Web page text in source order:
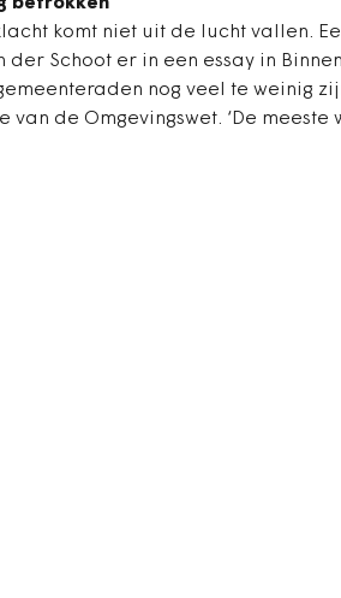
komt niet uit de lucht vallen.
der Schoot er in een essay in
nog veel te weinig
van de Omgevingswet. ‘De